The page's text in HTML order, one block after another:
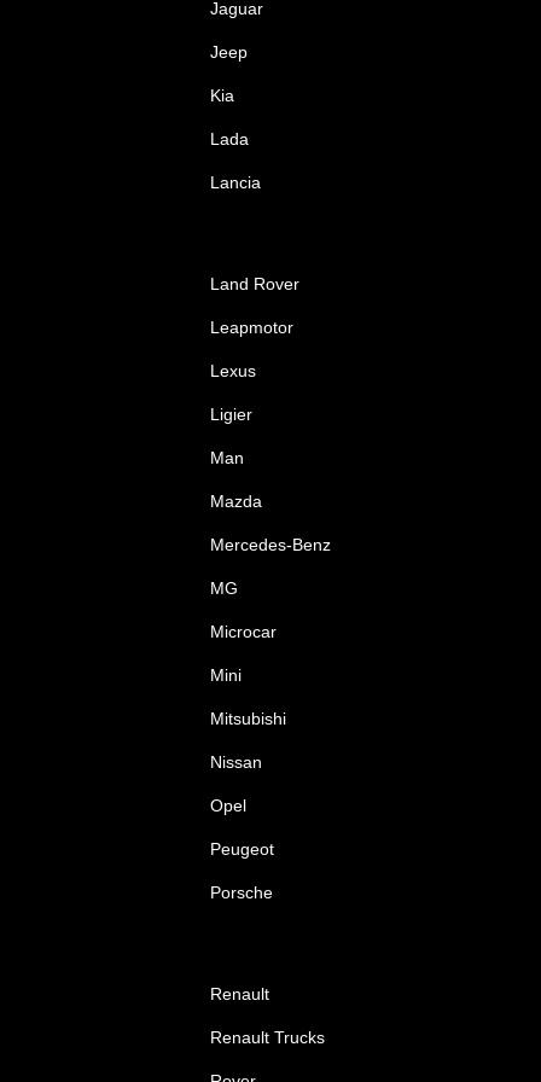
Jaguar
Jeep
Kia
Lada
Lancia
Land Rover
Leapmotor
Lexus
Ligier
Man
Mazda
Mercedes-Benz
MG
Microcar
Mini
Mitsubishi
Nissan
Opel
Peugeot
Porsche
Renault
Renault Trucks